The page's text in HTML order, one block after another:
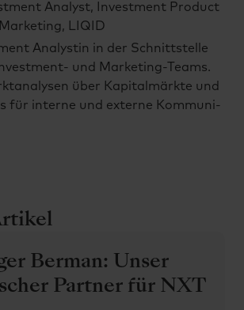
Analyst, Investment Product
LIQID
Ana­lys­tin in der Schnitt­stel­le
und Mar­ke­ting-Teams.
über Ka­pi­tal­märk­te und
für in­ter­ne und ex­ter­ne Kom­mu­ni­
Berman: Unser
Partner für NXT